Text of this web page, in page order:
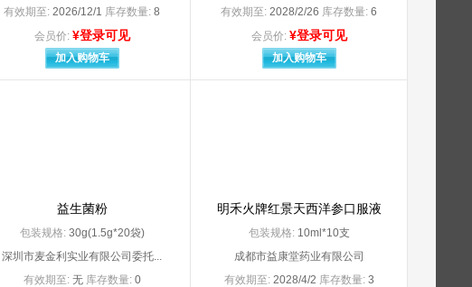
安徽福来生物医药有限公司
安徽环球药业股份有限公司
安徽九合堂国药有限公司
安徽圣鹰药业有限公司
拜耳医药（上海）有限公司委托拜耳医药保健有限公司启东分公司
拜耳医药保健有限公司启东分公司（原Bayer S.A（阿根廷
拜耳医药保健有限公司委托山东新华制药股份有限公司
限责任公司
宝鸡市双峰气体有限公司
保定银虹裕赫医疗器械制造有限公司
有效期至: 2026/12/1 库存数量: 8
会员价: ¥登录可见
加入购物车
有效期至: 2028/2/26 库存数量: 6
会员价: ¥登录可见
加入购物车
益生菌粉
包装规格: 30g(1.5g*20袋)
深圳市麦金利实业有限公司委托...
有效期至: 无 库存数量: 0
明禾火牌红景天西洋参口服液
包装规格: 10ml*10支
成都市益康堂药业有限公司
有效期至: 2028/4/2 库存数量: 3